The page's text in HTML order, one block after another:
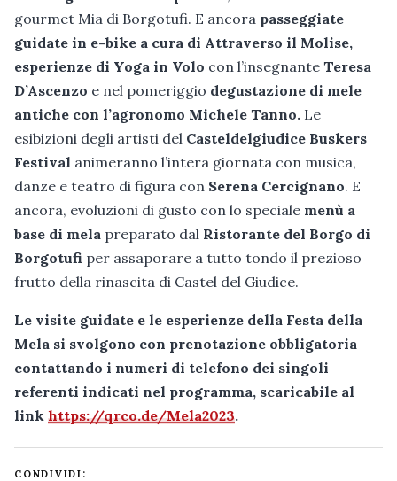
gourmet Mia di Borgotufi. E ancora passeggiate
guidate in e-bike a cura di Attraverso il Molise,
esperienze di Yoga in Volo con l’insegnante Teresa
D’Ascenzo e nel pomeriggio degustazione di mele
antiche con l’agronomo Michele Tanno. Le
esibizioni degli artisti del Casteldelgiudice Buskers
Festival animeranno l’intera giornata con musica,
danze e teatro di figura con Serena Cercignano. E
ancora, evoluzioni di gusto con lo speciale menù a
base di mela preparato dal Ristorante del Borgo di
Borgotufi per assaporare a tutto tondo il prezioso
frutto della rinascita di Castel del Giudice.
Le visite guidate e le esperienze della Festa della
Mela si svolgono con prenotazione obbligatoria
contattando i numeri di telefono dei singoli
referenti indicati nel programma, scaricabile al
link https://qrco.de/Mela2023.
CONDIVIDI: